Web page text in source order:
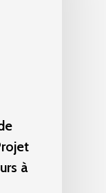
à